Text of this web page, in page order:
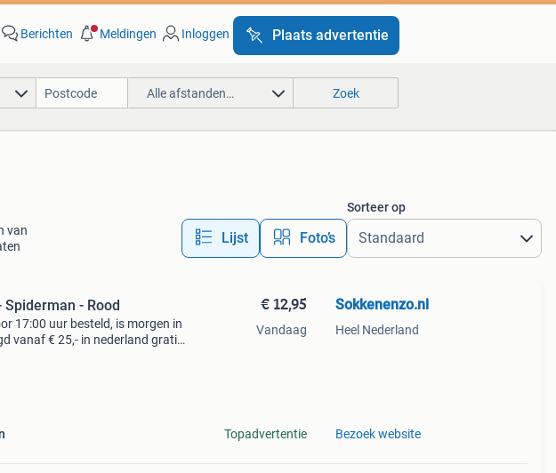
Berichten Meldingen Inloggen Plaats advertentie
Alle afstanden… Zoek
van
Lijst Foto’s
Sorteer op
- Rood
17:00 uur besteld, is morgen in
vanaf € 25,- in nederland gratis
€ 12,95
Vandaag
Topadvertentie
Sokkenenzo.nl
Heel Nederland
Bezoek website